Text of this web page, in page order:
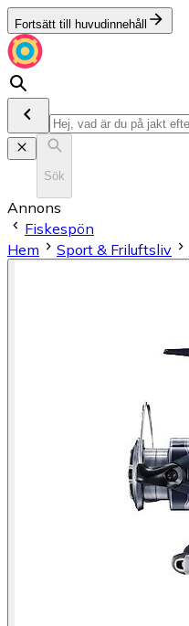
Fortsätt till huvudinnehåll
Sök
Annons
Fiskespön
Hem
Sport & Friluftsliv